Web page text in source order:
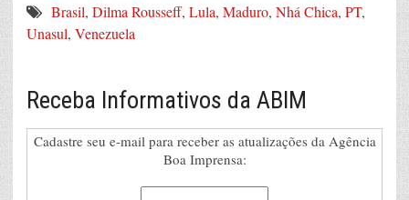
Brasil, Dilma Rousseff, Lula, Maduro, Nhá Chica, PT,
Unasul, Venezuela
Receba Informativos da ABIM
Cadastre seu e-mail para receber as atualizações da Agência
Boa Imprensa: